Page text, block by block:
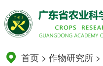
首页 >作物研究所 >